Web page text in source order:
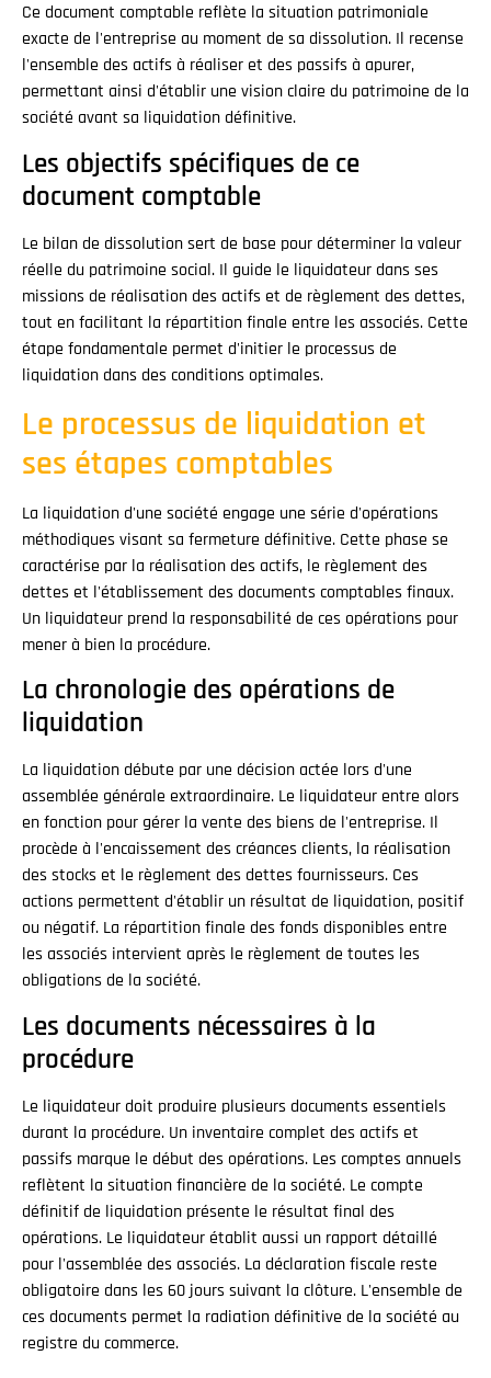
Ce document comptable reflète la situation patrimoniale
exacte de l'entreprise au moment de sa dissolution. Il recense
l'ensemble des actifs à réaliser et des passifs à apurer,
permettant ainsi d'établir une vision claire du patrimoine de la
société avant sa liquidation définitive.
Les objectifs spécifiques de ce
document comptable
Le bilan de dissolution sert de base pour déterminer la valeur
réelle du patrimoine social. Il guide le liquidateur dans ses
missions de réalisation des actifs et de règlement des dettes,
tout en facilitant la répartition finale entre les associés. Cette
étape fondamentale permet d'initier le processus de
liquidation dans des conditions optimales.
Le processus de liquidation et
ses étapes comptables
La liquidation d'une société engage une série d'opérations
méthodiques visant sa fermeture définitive. Cette phase se
caractérise par la réalisation des actifs, le règlement des
dettes et l'établissement des documents comptables finaux.
Un liquidateur prend la responsabilité de ces opérations pour
mener à bien la procédure.
La chronologie des opérations de
liquidation
La liquidation débute par une décision actée lors d'une
assemblée générale extraordinaire. Le liquidateur entre alors
en fonction pour gérer la vente des biens de l'entreprise. Il
procède à l'encaissement des créances clients, la réalisation
des stocks et le règlement des dettes fournisseurs. Ces
actions permettent d'établir un résultat de liquidation, positif
ou négatif. La répartition finale des fonds disponibles entre
les associés intervient après le règlement de toutes les
obligations de la société.
Les documents nécessaires à la
procédure
Le liquidateur doit produire plusieurs documents essentiels
durant la procédure. Un inventaire complet des actifs et
passifs marque le début des opérations. Les comptes annuels
reflètent la situation financière de la société. Le compte
définitif de liquidation présente le résultat final des
opérations. Le liquidateur établit aussi un rapport détaillé
pour l'assemblée des associés. La déclaration fiscale reste
obligatoire dans les 60 jours suivant la clôture. L'ensemble de
ces documents permet la radiation définitive de la société au
registre du commerce.